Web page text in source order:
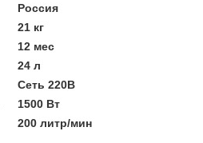
Россия
21 кг
12 мес
24 л
Сеть 220В
1500 Вт
200 литр/мин